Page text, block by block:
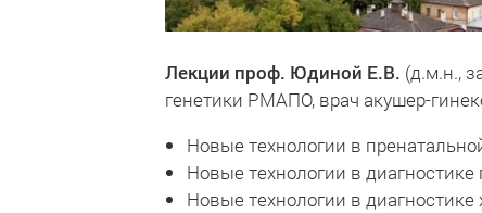
Лекции проф. Юдиной Е.В. (д.м.н.,
генетики РМАПО, врач акушер-
Новые технологии в
Новые технологии в
Новые технологии в